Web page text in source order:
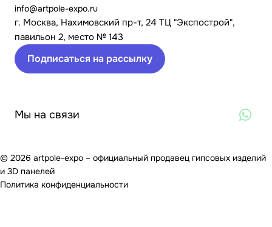
info@artpole-expo.ru
г. Москва, Нахимовский пр-т, 24 ТЦ "Экспострой",
павильон 2, место № 143
Подписаться на рассылку
Мы на связи
© 2026 artpole-expo – официальный продавец гипсовых изделий
и 3D панелей
Политика конфиденциальности